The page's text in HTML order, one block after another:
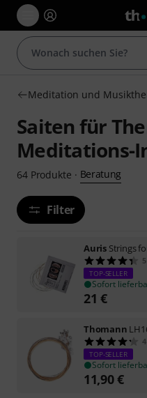
Meditation und
Saiten für
Meditations-
64 Produkte · Beratung
Filter
Auris Strings
5
TOP-SELLER
Sofort
21 €
Thomann
4
TOP-SELLER
Sofort
11,90€